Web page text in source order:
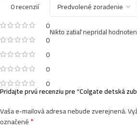
0 recenzií
0
0
0
0
0
Nikto zatiaľ nepridal
Pridajte prvú recenziu pre “Colgate detská
Vaša e-mailová adresa nebude zverejnená.
označené*